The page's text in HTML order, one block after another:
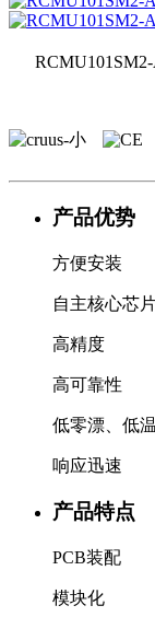
RCMU101SM2-
产品优势
方便安装
自主核心芯
高精度
高可靠性
低零漂、低
响应迅速
产品特点
PCB装配
模块化